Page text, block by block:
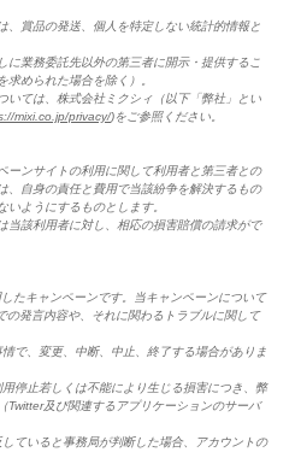
、賞品の発送、個人を特定しない統計的情報と
に業務委託先以外の第三者に開示・提供するこ
求められた場合を除く）。
いては、株式会社ミクシィ（以下「弊社」とい
mixi.co.jp/privacy/)をご参照ください。
ーンサイトの利用に関して利用者と第三者との
、自身の責任と費用で当該紛争を解決するもの
いようにするものとします。
当該利用者に対し、相応の損害賠償の請求がで
たキャンペーンです。当キャンペーンについて
の発言内容や、それに関わるトラブルに関して
で、変更、中断、中止、終了する場合がありま
停止若しくは不能により生じる損害につき、弊
Twitter及び関連するアプリケーションのサーバ
ていると事務局が判断した場合、アカウントの